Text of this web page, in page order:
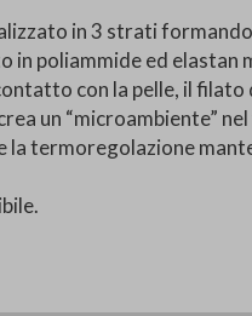
in 3 strati
in poliammide ed elastan
con la pelle, il filato
un “microambiente”
la termoregolazione